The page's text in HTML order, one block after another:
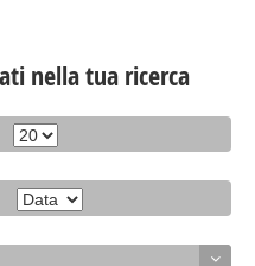
nella tua ricerca